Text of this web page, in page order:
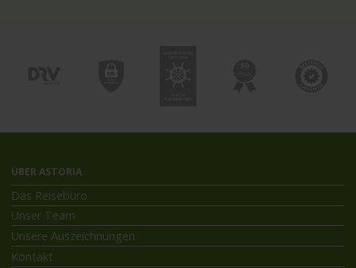
ÜBER ASTORIA
Das Reisebüro
Unser Team
Unsere Auszeichnungen
Kontakt